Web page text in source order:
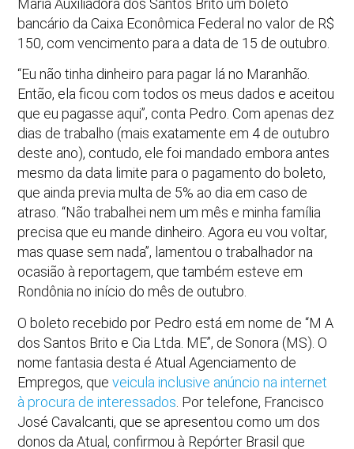
Maria Auxiliadora dos Santos Brito um boleto
bancário da Caixa Econômica Federal no valor de R$
150, com vencimento para a data de 15 de outubro.
“Eu não tinha dinheiro para pagar lá no Maranhão.
Então, ela ficou com todos os meus dados e aceitou
que eu pagasse aqui”, conta Pedro. Com apenas dez
dias de trabalho (mais exatamente em 4 de outubro
deste ano), contudo, ele foi mandado embora antes
mesmo da data limite para o pagamento do boleto,
que ainda previa multa de 5% ao dia em caso de
atraso. “Não trabalhei nem um mês e minha família
precisa que eu mande dinheiro. Agora eu vou voltar,
mas quase sem nada”, lamentou o trabalhador na
ocasião à reportagem, que também esteve em
Rondônia no início do mês de outubro.
O boleto recebido por Pedro está em nome de “M A
dos Santos Brito e Cia Ltda. ME”, de Sonora (MS). O
nome fantasia desta é Atual Agenciamento de
Empregos, queveicula inclusive anúncio na internet
à procura de interessados . Por telefone, Francisco
José Cavalcanti, que se apresentou como um dos
donos da Atual, confirmou à Repórter Brasil que